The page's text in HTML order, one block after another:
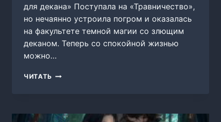
для декана» Поступала на «Травничество»,
но нечаянно устроила погром и оказалась
на факультете темной магии со злющим
деканом. Теперь со спокойной жизнью
можно…
ЧИТАТЬ БЕГЛЯНКА